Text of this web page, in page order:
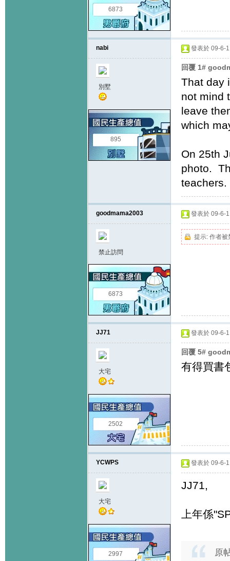
6873
nabi
別墅
895
發表於 09-6-
回覆 1#
That day
not mind
leave
which
On 25th
photo.
teachers.
goodmama2003
禁止訪問
6873
發表於 09-6-
提示: 作者被
JJ71
大宅
2502
發表於 09-6-
回覆 5#
有得買書
YCWPS
大宅
2997
發表於 09-6-
JJ71,
上年係
原